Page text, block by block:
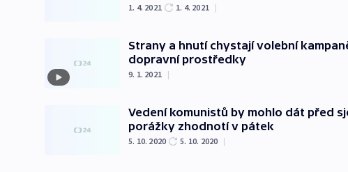
1. 4. 2021 1. 4. 2021 |
Strany a hnutí chystají volební
dopravní prostředky
9. 1. 2021 |
Vedení komunistů by mohlo dát před
porážky zhodnotí v pátek
5. 10. 2020 5. 10. 2020 |